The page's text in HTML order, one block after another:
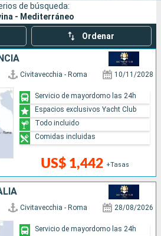
Buscar
de búsqueda:
- Mediterráneo
Ordenar
Civitavecchia - Roma 10/11/2028
US$ 1,442 +Tasas
Servicio de mayordomo las 24h
Espacios exclusivos Yacht Club
Todo incluido
Comidas incluidas
Civitavecchia - Roma 28/08/2026
Servicio de mayordomo las 24h